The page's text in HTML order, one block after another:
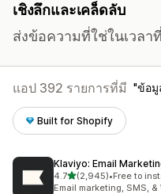
เชิงลึกและเคล็ดลับ
ส่งข้อความที่ใช่ในเวลา
แอป 392 รายการที่มี ข้อมู
Built for Shopify
Klaviyo: Email
4.7เต็ม 5 ดาว
(2,945)
ทั้งหมด 2945 รีวิว
•Free to
Email marketing, SMS,